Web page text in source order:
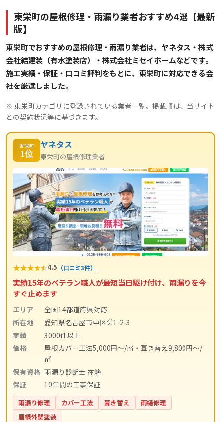
東栄町の屋根修理・雨漏り業者おすすめ4選【最新
版】
東栄町でおすすめの屋根修理・雨漏り業者は、ヤネタス・株式
会社結建装（有水塗装店）・株式会社ミセイホームなどです。
施工実績・保証・口コミ評判をもとに、東栄町に対応できる会
社を厳選しました。
※ 東栄町カテゴリに登録されている業者一覧。掲載順は、当サイト
との契約状況等に基づきます。
東栄町
1位
ヤネタス
東栄町の屋根修理業者
★★★★★4.5 （口コミ3件）
実績15年のベテラン職人が最短当日駆け付け、雨漏りを今
すぐ止めます
エリア
全国14都道府県対応
所在地
愛知県名古屋市中区栄1-2-3
実績
3000件以上
価格
屋根カバー工法5,000円〜/㎡・葺き替え9,800円〜/
㎡
保有資格 雨漏り診断士 在籍
保証
10年間の工事保証
雨漏り修理 カバー工法 葺き替え
雨樋修理
屋根外壁塗装